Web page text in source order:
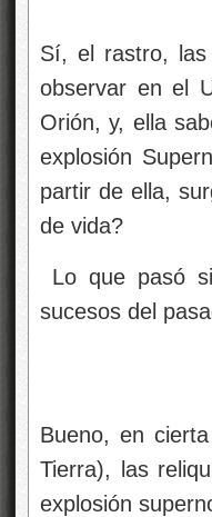
Sí, el rastro, las
observar en el
Orión, y, ella
explosión
partir de ella,
de vida?
Lo que pasó
sucesos del
Bueno, en
Tierra), las
explosión